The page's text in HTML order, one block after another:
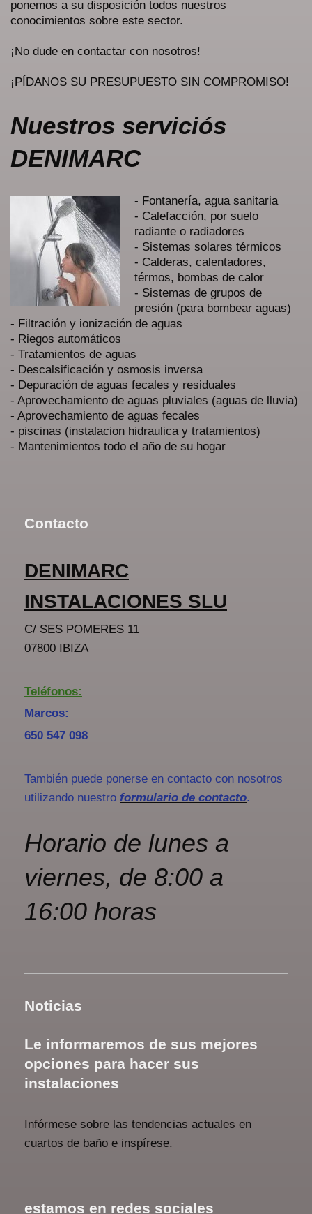
ponemos a su disposición todos nuestros
conocimientos sobre este sector.
¡No dude en contactar con nosotros!
¡PÍDANOS SU PRESUPUESTO SIN COMPROMISO!
Nuestros serviciós
DENIMARC
- Fontanería, agua sanitaria
- Calefacción, por suelo
radiante o radiadores
- Sistemas solares térmicos
- Calderas, calentadores,
térmos, bombas de calor
- Sistemas de grupos de
presión (para bombear aguas)
- Filtración y ionización de aguas
- Riegos automáticos
- Tratamientos de aguas
- Descalsificación y osmosis inversa
- Depuración de aguas fecales y residuales
- Aprovechamiento de aguas pluviales (aguas de lluvia)
- Aprovechamiento de aguas fecales
- piscinas (instalacion hidraulica y tratamientos)
- Mantenimientos todo el año de su hogar
Contacto
DENIMARC
INSTALACIONES SLU
C/ SES POMERES 11
07800 IBIZA
Teléfonos:
Marcos:
650 547 098
También puede ponerse en contacto con nosotros
utilizando nuestro formulario de contacto.
Horario de lunes a
viernes, de 8:00 a
16:00 horas
Noticias
Le informaremos de sus mejores
opciones para hacer sus
instalaciones
Infórmese sobre las tendencias actuales en
cuartos de baño e inspírese.
estamos en redes sociales